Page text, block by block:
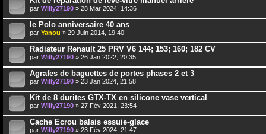
par Willy27190 » 28 Mar 2024, 14:36
le Polo anniversaire 40 ans
par Yanou » 29 Juin 2014, 19:40
Radiateur Renault 25 PRV V6 144; 153; 160; 182 CV
par Willy27190 » 26 Jan 2022, 20:35
Agrafes de baguettes de portes phases 2 et 3
par Willy27190 » 23 Jan 2024, 21:58
Kit de 8 durites GTX-TX en silicone vase vertical
par Willy27190 » 27 Fév 2021, 23:54
Cache Ecrou balais essuie-glace
par Willy27190 » 23 Fév 2024, 21:47